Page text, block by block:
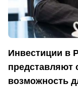
Инвестиции в
представляют
возможность